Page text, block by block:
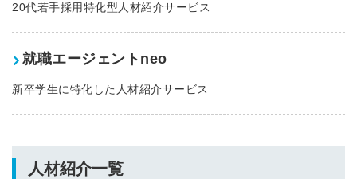
20代若手採用特化型人材紹介サービス
就職エージェントneo
新卒学生に特化した人材紹介サービス
人材紹介一覧